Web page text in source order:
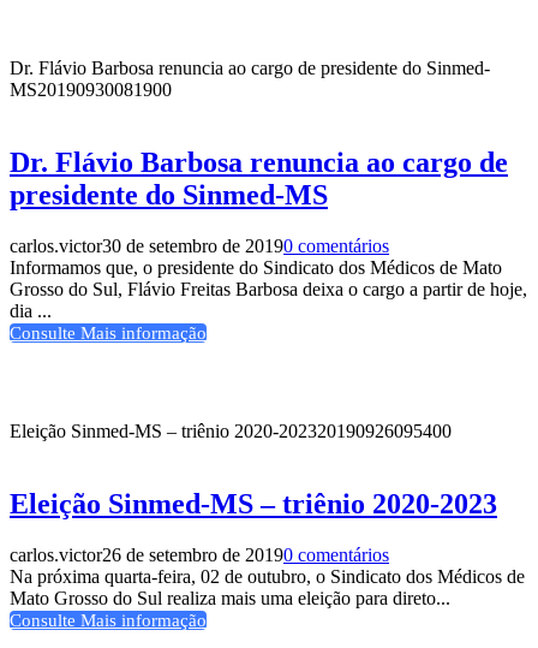
Dr. Flávio Barbosa renuncia ao cargo de presidente do Sinmed-
MS20190930081900
Dr. Flávio Barbosa renuncia ao cargo de
presidente do Sinmed-MS
carlos.victor30 de setembro de 20190 comentários
Informamos que, o presidente do Sindicato dos Médicos de Mato
Grosso do Sul, Flávio Freitas Barbosa deixa o cargo a partir de hoje,
dia ...
Consulte Mais informação
Eleição Sinmed-MS – triênio 2020-202320190926095400
Eleição Sinmed-MS – triênio 2020-2023
carlos.victor26 de setembro de 20190 comentários
Na próxima quarta-feira, 02 de outubro, o Sindicato dos Médicos de
Mato Grosso do Sul realiza mais uma eleição para direto...
Consulte Mais informação